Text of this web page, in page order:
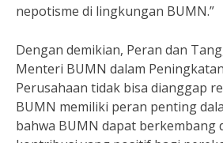
nepotisme di lingkungan BUMN.”
Dengan demikian, Peran dan
Menteri BUMN dalam
Perusahaan tidak bisa dianggap
BUMN memiliki peran penting
bahwa BUMN dapat berkembang